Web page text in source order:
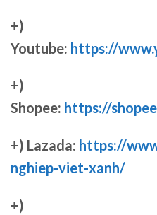
+)
Youtube: https://
+)
Shopee: https://
+) Lazada: https://
nghiep-viet-xanh/
+)